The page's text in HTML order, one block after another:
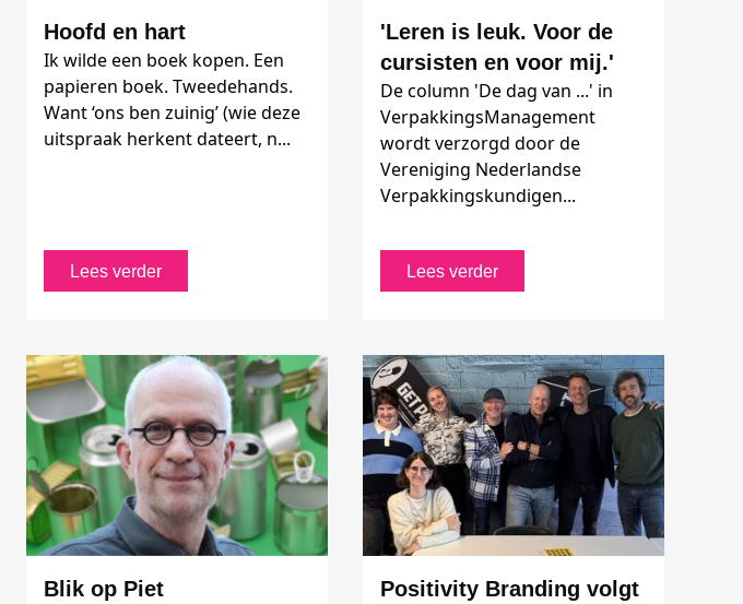
Hoofd en hart
Ik wilde een boek kopen. Een
papieren boek. Tweedehands.
Want ‘ons ben zuinig’ (wie deze
uitspraak herkent dateert, n...
Lees verder
'Leren is leuk. Voor de
cursisten en voor mij.'
De column 'De dag van ...' in
VerpakkingsManagement
wordt verzorgd door de
Vereniging Nederlandse
Verpakkingskundigen...
Lees verder
Blik op Piet
Positivity Branding volgt